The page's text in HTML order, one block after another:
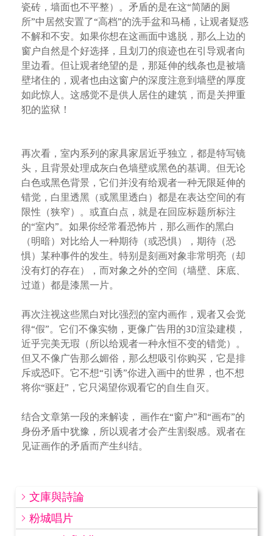
文庫與詩論
粉城唱片
瓷砖，墙面也不平整）。矛盾的是在这“简陋的厕
所”中居然安置了“高档”的洗手盆和马桶，让观者疑惑
不解和不安。如果你想在这画面中逃脱，那么上边的
窗户自然是个好选择，且划刀的痕迹也在引导观者向
里边看。但让观者绝望的是，那延伸的线条也是被墙
壁堵住的，观者也由这窗户的深度注意到墙壁的厚度
如此惊人。这感觉不是供人居住的建筑，而是关押重
犯的监狱！
再次看，室内系列的家具家居近乎独立，都是特写镜
头，且背景处理成灰白色墙壁或黑色的基调。但无论
白色或黑色背景，它们并没有给观者一种无限延伸的
错觉，白里透黑（或黑里透白）都是在表达空间的有
限性（狭窄）。或直白点，就是在回应标题所标注
的“室内”。如果你经常看恐怖片，那么画作的黑白
（明暗）对比给人一种期待（或恐惧），期待（恐
惧）某种事件的发生。特别是刻画对象非常明亮（却
没有灯的存在），而对象之外的空间（墙壁、床底、
过道）都是漆黑一片。
再次注视这些黑白对比强烈的室内画作，观者又会觉
得“假”。它们不像实物，更像广告用的3D渲染建模，
近乎完美无瑕（所以给观者一种永恒不变的错觉）。
但又不像广告那么媚俗，那么想吸引你购买，它是排
斥或恐吓。它不想“引诱”你进入画中的世界，也不想
将你“驱赶”，它只渴望你观看它的自生自灭。
结合文章第一段的来解读， 画作在“窗户”和“画布”的
身份矛盾中犹豫，所以观者才会产生割裂感。观者在
见证画作的矛盾而产生纠结。